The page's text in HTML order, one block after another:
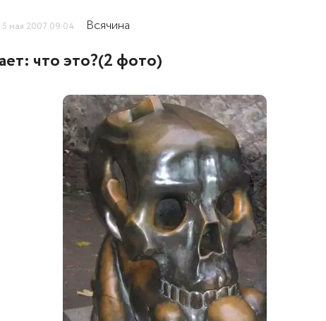
5 мая 2007 09:04 Всячина
что это?(2 фото)